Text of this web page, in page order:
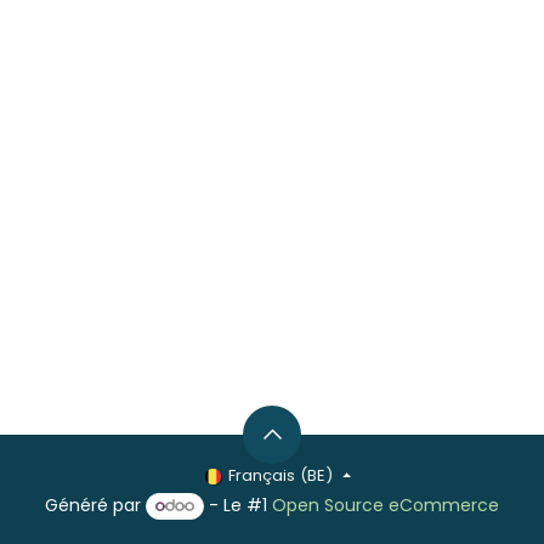
Français (BE)
Généré par - Le #1Open Source eCommerce